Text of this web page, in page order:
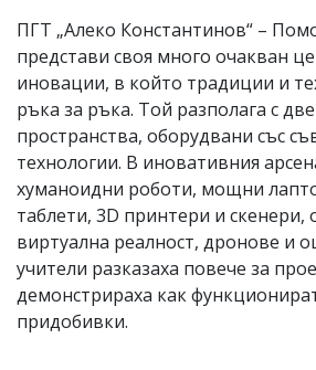
ПГТ „Алеко Константинов“ –
представи своя много очакван
иновации, в който традиции и
ръка за ръка. Той разполага с
пространства, оборудвани със
технологии. В иновативния
хуманоидни роботи, мощни
таблети, 3D принтери и скенери,
виртуална реалност, дронове и
учители разказаха повече за
демонстрираха как
придобивки.